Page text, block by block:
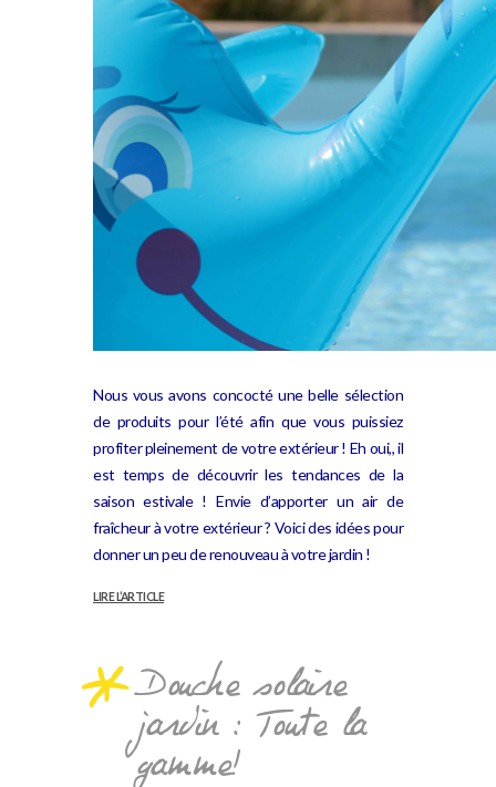
Nous vous avons concocté une belle sélection
de produits pour l’été afin que vous puissiez
profiter pleinement de votre extérieur ! Eh oui,, il
est temps de découvrir les tendances de la
saison estivale ! Envie d’apporter un air de
fraîcheur à votre extérieur ? Voici des idées pour
donner un peu de renouveau à votre jardin !
LIRE L’ARTICLE
Douche solaire
jardin : Toute la
gamme!